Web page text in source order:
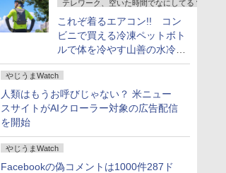
テレワーク、空いた時間でなにしてる？
これぞ着るエアコン!! コン
ビニで買える冷凍ペットボト
ルで体を冷やす山善の水冷ベ
ストがロードバイクにちょう
どいい【ぼっち・ざ・ろー
ど！その14】
やじうまWatch
人類はもうお呼びじゃない？ 米ニュー
スサイトがAIクローラー対象の広告配信
を開始
やじうまWatch
Facebookの偽コメントは1000件287ド